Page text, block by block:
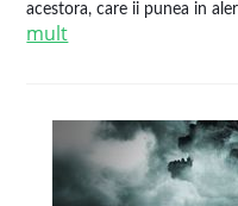
acestora, care ii punea in
mult